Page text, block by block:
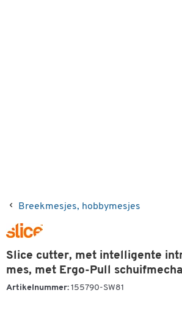
Breekmesjes, hobbymesjes
Slice cutter, met intelligente
mes, met Ergo-Pull
Artikelnummer: 155790-SW81